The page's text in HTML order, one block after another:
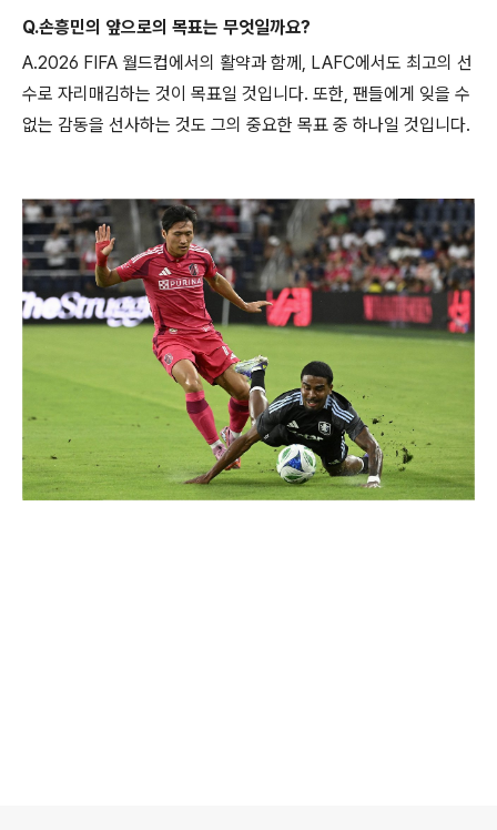
Q.손흥민의 앞으로의 목표는 무엇일까요?
A.2026 FIFA 월드컵에서의 활약과 함께, LAFC에서도 최고의 선
수로 자리매김하는 것이 목표일 것입니다. 또한, 팬들에게 잊을 수
없는 감동을 선사하는 것도 그의 중요한 목표 중 하나일 것입니다.